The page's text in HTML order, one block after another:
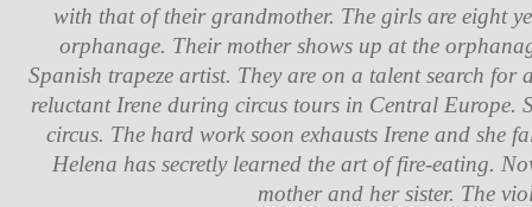
with that of their grandmother. The girls are eight
orphanage. Their mother shows up at the
Spanish trapeze artist. They are on a talent search for
reluctant Irene during circus tours in Central Europe.
circus. The hard work soon exhausts Irene and she
Helena has secretly learned the art of fire-eating.
mother and her sister. The